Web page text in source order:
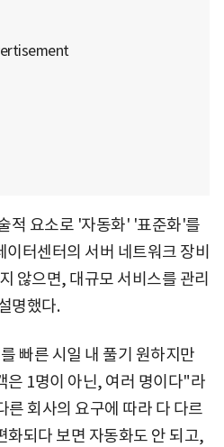
적 요소로 '자동화' '표준화'를
터센터의 서버 네트워크 장비
않으면, 대규모 서비스를 관리
명했다.
빠른 시일 내 풀기 원하지만
은 1명이 아닌, 여러 명이다"라
회사의 요구에 따라 다 다르
화되다 보면 자동화도 안 되고,